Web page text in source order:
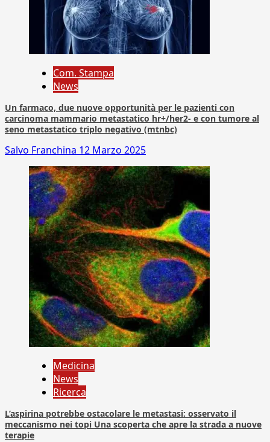
Com. Stampa
News
Un farmaco, due nuove opportunità per le pazienti con
carcinoma mammario metastatico hr+/her2- e con tumore al
seno metastatico triplo negativo (mtnbc)
Salvo Franchina 12 Marzo 2025
Medicina
News
Ricerca
L’aspirina potrebbe ostacolare le metastasi: osservato il
meccanismo nei topi Una scoperta che apre la strada a nuove
terapie